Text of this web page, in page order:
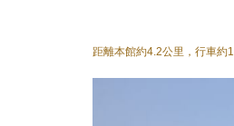
距離本館約4.2公里，行車約